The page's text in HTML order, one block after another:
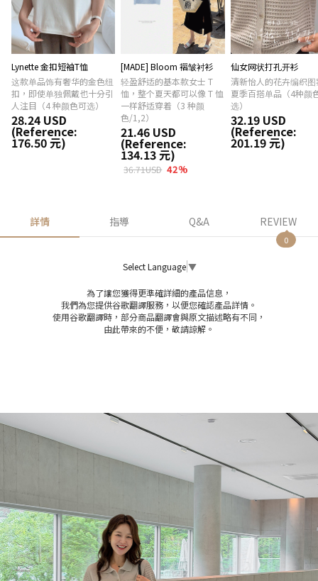
Lynette 金扣短袖T恤
这款单品饰有奢华的金色纽
扣，即使单独佩戴也十分引
人注目（4 种颜色可选）
28.24 USD
(Reference:
176.50 元)
[MADE] Bloom 褶皱衬衫
轻盈舒适的基本款女士 T
恤，整个夏天都可以像 T 恤
一样舒适穿着（3 种颜
色/1,2）
21.46 USD
(Reference:
134.13 元)
36.71USD 42%
仙女网状打孔开衫
清新怡人的花卉编织图
夏季百搭单品（4种颜
选）
32.19 USD
(Reference:
201.19 元)
詳情 指導 Q&A REVIEW
0
Select Language ▼
為了讓您獲得更準確詳細的產品信息，
我們為您提供谷歌翻譯服務，以便您確認產品詳情。
使用谷歌翻譯時，部分商品翻譯會與原文描述略有不同，
由此帶來的不便，敬請諒解。